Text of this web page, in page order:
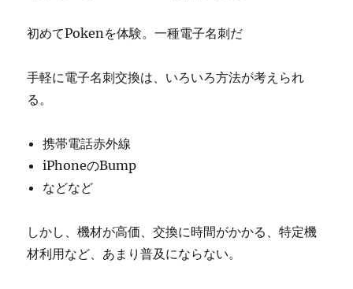
初めてPokenを体験。一種電子名刺だ
手軽に電子名刺交換は、いろいろ方法が考えられ
る。
携帯電話赤外線
iPhoneのBump
などなど
しかし、機材が高価、交換に時間がかかる、特定機
材利用など、あまり普及にならない。